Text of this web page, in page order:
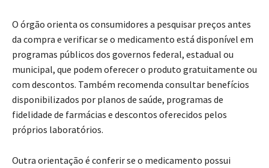
O órgão orienta os consumidores a pesquisar preços antes
da compra e verificar se o medicamento está disponível em
programas públicos dos governos federal, estadual ou
municipal, que podem oferecer o produto gratuitamente ou
com descontos. Também recomenda consultar benefícios
disponibilizados por planos de saúde, programas de
fidelidade de farmácias e descontos oferecidos pelos
próprios laboratórios.
Outra orientação é conferir se o medicamento possui